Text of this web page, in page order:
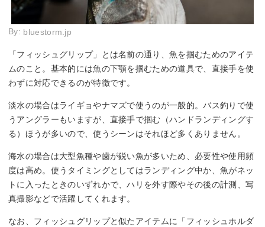
By: bluestorm.jp
「フィッシュグリップ」とは名前の通り、魚を掴むためのアイテ
ムのこと。基本的には魚の下顎を掴むための道具で、直接手を使
わずに対応できるのが特徴です。
淡水の場合はライギョやナマズで使うのが一般的。バス釣りで使
うアングラーもいますが、直接手で掴む（ハンドランディングす
る）ほうが多いので、使うシーンはそれほど多くありません。
海水の場合は大型魚種や歯が鋭い魚が多いため、必要性や使用頻
度は高め。使うタイミングとしてはランディング中か、魚がネッ
トに入ったときのいずれかで、ハリを外す際やその後の計測、写
真撮影などで活躍してくれます。
なお、フィッシュグリップと似たアイテムに「フィッシュホルダ